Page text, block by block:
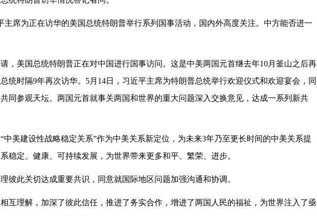
主席为正在访华的美国总统特朗普举行系列国事活动，国内外高度关注。中方能否进一
，美国总统特朗普正在对中国进行国事访问。这是中美两国元首继去年10月釜山之后再
统时隔9年再次访华。5月14日，习近平主席为特朗普总统举行欢迎仪式和欢迎宴会，同
同参观天坛。两国元首就事关两国和世界的重大问题深入交换意见，达成一系列新共
中美建设性战略稳定关系”作为中美关系新定位，为未来3年乃至更长时间的中美关系提
稳定、健康、可持续发展，为世界带来更多和平、繁荣、进步。
彼此关切达成重要共识，同意就国际地区问题加强沟通和协调。
互理解，加深了彼此信任，推进了务实合作，增进了两国人民的福祉，为世界注入了亟